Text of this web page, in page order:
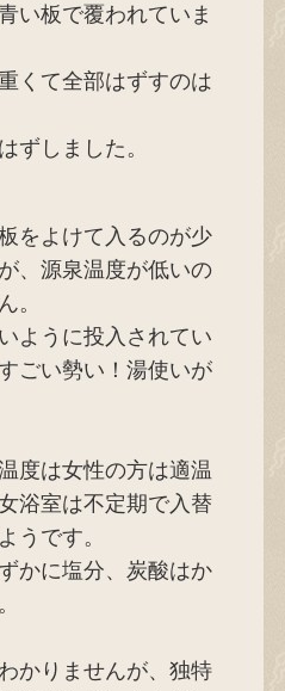
い板で覆われていま
くて全部はずすのは
ずしました。
をよけて入るのが少
、源泉温度が低いの
。
ように投入されてい
ごい勢い！湯使いが
度は女性の方は適温
浴室は不定期で入替
うです。
かに塩分、炭酸はか
かりませんが、独特